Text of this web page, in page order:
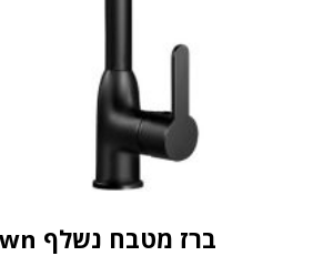
ברז מטבח נשלף Pull Down